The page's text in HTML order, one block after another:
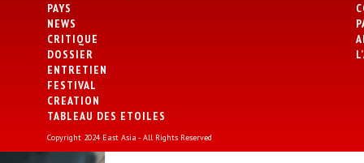
PAYS
NEWS
CRITIQUE
DOSSIER
ENTRETIEN
FESTIVAL
CREATION
TABLEAU DES ETOILES
Copyright 2024 East Asia - All Rights Reserved